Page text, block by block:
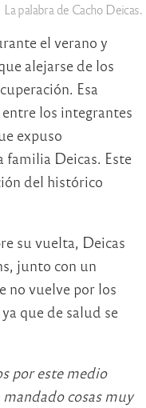
La palabra de Cacho Deicas.
el verano y
alejarse de los
Esa
los integrantes
expuso
familia Deicas. Este
del histórico
su vuelta, Deicas
junto con un
no vuelve por los
que de salud se
por este medio
cosas muy